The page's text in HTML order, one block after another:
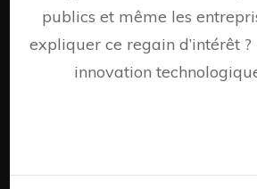
publics et même les
expliquer ce regain d’intérêt ?
innovation